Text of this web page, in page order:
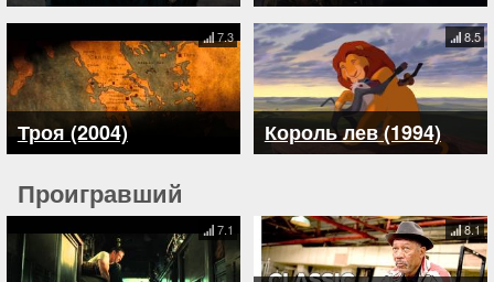
Троя (2004)
7.3
Король лев (1994)
8.5
Проигравший
7.1 8.1